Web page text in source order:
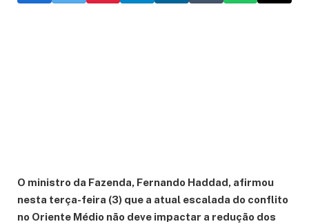
O ministro da Fazenda, Fernando Haddad, afirmou
nesta terça-feira (3) que a atual escalada do conflito
no Oriente Médio não deve impactar a redução dos